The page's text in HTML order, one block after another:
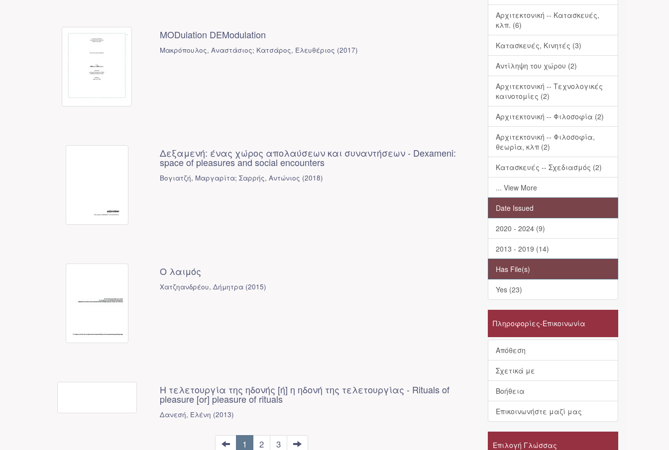
MODulation DEModulation
Μακρόπουλος, Αναστάσιος; Κατσάρος, Ελευθέριος (2017)
Δεξαμενή: ένας χώρος απολαύσεων και συναντήσεων - Dexameni:
space of pleasures and social encounters
Βογιατζή, Μαργαρίτα; Σαρρής, Αντώνιος (2018)
Ο λαιμός
Χατζηανδρέου, Δήμητρα (2015)
Η τελετουργία της ηδονής [ή] η ηδονή της τελετουργίας - Rituals of
pleasure [or] pleasure of rituals
Δανεσή, Ελένη (2013)
1 2 3
Αρχιτεκτονική -- Κατασκευές,
κλπ. (6)
Κατασκευές, Κινητές (3)
Αντίληψη του χώρου (2)
Αρχιτεκτονική -- Τεχνολογικές
καινοτομίες (2)
Αρχιτεκτονική -- Φιλοσοφία (2)
Αρχιτεκτονική -- Φιλοσοφία,
θεωρία, κλπ (2)
Κατασκευές -- Σχεδιασμός (2)
... View More
Date Issued
2020 - 2024 (9)
2013 - 2019 (14)
Has File(s)
Yes (23)
Πληροφορίες-Επικοινωνία
Απόθεση
Σχετικά με
Βοήθεια
Επικοινωνήστε μαζί μας
Επιλογή Γλώσσας